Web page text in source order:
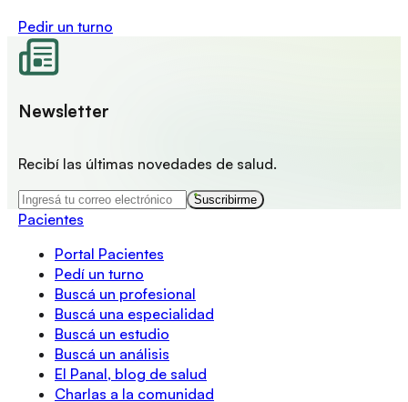
Pedir un turno
Newsletter
Recibí las últimas novedades de salud.
Suscribirme
Pacientes
Portal Pacientes
Pedí un turno
Buscá un profesional
Buscá una especialidad
Buscá un estudio
Buscá un análisis
El Panal, blog de salud
Charlas a la comunidad